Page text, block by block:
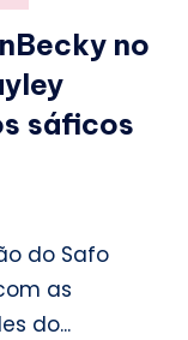
no
sáficos
do Safo
as
do...